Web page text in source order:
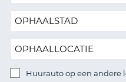
BEHEER
BOEKING
BELGIË
een
inleveren?
Huurauto op een andere